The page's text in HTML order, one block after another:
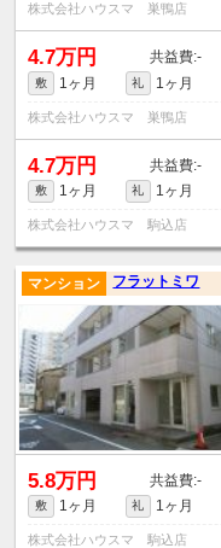
株式会社ハウスマ 巣鴨店
4.7万円 -
敷 1ヶ月 礼 1ヶ月
株式会社ハウスマ 巣鴨店
4.7万円 -
敷 1ヶ月 礼 1ヶ月
株式会社ハウスマ 駒込店
フラットミワ
マンション
5.8万円 -
敷 1ヶ月 礼 1ヶ月
株式会社ハウスマ 駒込店